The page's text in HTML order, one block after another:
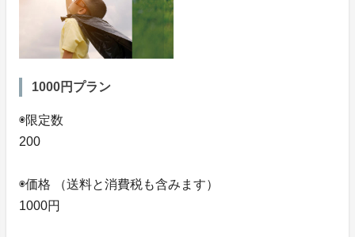
1000円プラン
◉限定数
200
◉価格 （送料と消費税も含みます）
1000円